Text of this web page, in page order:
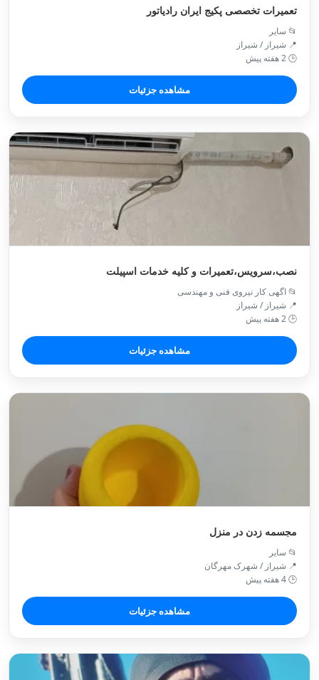
تعمیرات تخصصی پکیج ایران رادیاتور
📂 سایر
📍 شیراز / شیراز
🕒 2 هفته پیش
مشاهده جزئیات
نصب،سرویس،تعمیرات و کلیه خدمات اسپیلت
📂 اگهی کار نیروی فنی و مهندسی
📍 شیراز / شیراز
🕒 2 هفته پیش
مشاهده جزئیات
مجسمه زدن در منزل
📂 سایر
📍 شیراز / شهرک مهرگان
🕒 4 هفته پیش
مشاهده جزئیات